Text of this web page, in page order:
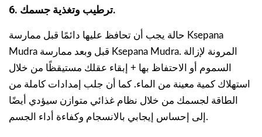
6. ترطيب وتغذية جسمك.
حالة يجب أن تحافظ عليها دائمًا قبل ممارسة Ksepana
Mudra قبل وبعد ممارسة Ksepana Mudra. المرونة لإزالة
السموم أو الاحتفاظ بها + إبقاء عقلك مستيقظًا من خلال
استهلاك كمية معينة من الماء. كما أن جلب إمدادات كاملة من
الطاقة لجسمك من خلال نظام غذائي متوازن سيؤدي أيضًا
إلى إحساس إيجابي بالانسجام وكفاءة أداء الجسم.